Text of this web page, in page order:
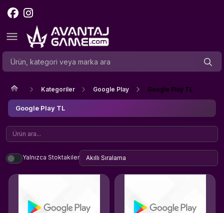
Kategoriler Google Play Google Play TL
Google Play TL
Yalnızca Stoktakiler